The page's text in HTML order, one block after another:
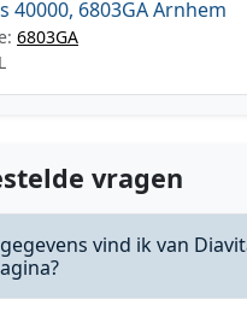
40000, 6803GA Arnhem
6803GA
vragen
vind ik van